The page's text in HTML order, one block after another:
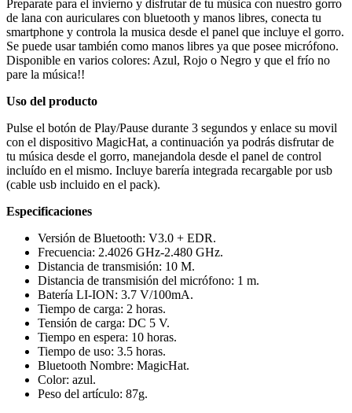
Preparate para el invierno y disfrutar de tu música con nuestro gorro
de lana con auriculares con bluetooth y manos libres, conecta tu
smartphone y controla la musica desde el panel que incluye el gorro.
Se puede usar también como manos libres ya que posee micrófono.
Disponible en varios colores: Azul, Rojo o Negro y que el frío no
pare la música!!
Uso del producto
Pulse el botón de Play/Pause durante 3 segundos y enlace su movil
con el dispositivo MagicHat, a continuación ya podrás disfrutar de
tu música desde el gorro, manejandola desde el panel de control
incluído en el mismo. Incluye barería integrada recargable por usb
(cable usb incluido en el pack).
Especificaciones
Versión de Bluetooth: V3.0 + EDR.
Frecuencia: 2.4026 GHz-2.480 GHz.
Distancia de transmisión: 10 M.
Distancia de transmisión del micrófono: 1 m.
Batería LI-ION: 3.7 V/100mA.
Tiempo de carga: 2 horas.
Tensión de carga: DC 5 V.
Tiempo en espera: 10 horas.
Tiempo de uso: 3.5 horas.
Bluetooth Nombre: MagicHat.
Color: azul.
Peso del artículo: 87g.